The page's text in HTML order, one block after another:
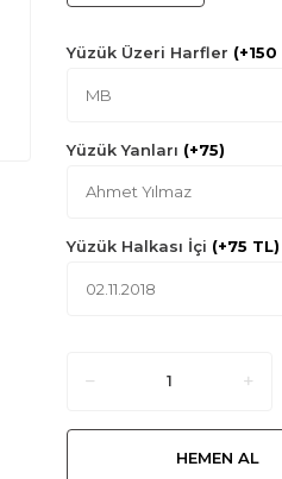
Yüzük Üzeri Harfler (+150
Yüzük Yanları (+75)
Yüzük Halkası İçi (+75 TL)
HEMEN AL